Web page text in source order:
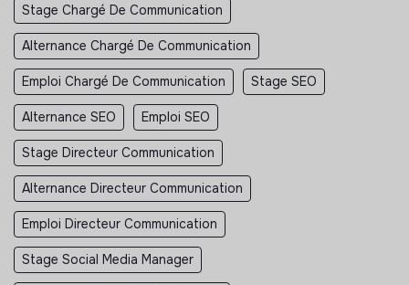
Stage Chargé De Communication
Alternance Chargé De Communication
Emploi Chargé De Communication Stage SEO
Alternance SEO Emploi SEO
Stage Directeur Communication
Alternance Directeur Communication
Emploi Directeur Communication
Stage Social Media Manager